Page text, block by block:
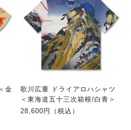
金
歌川広重 ドライアロハシャツ
＜東海道五十三次箱根/白青＞
28,600円（税込）